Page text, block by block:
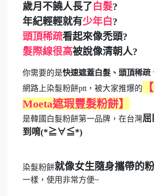
歲月不饒人長了 白髮?
年紀輕輕就有少年白?
頭頂稀疏看起來像禿頭?
髮際線很高被說像清朝人?
你需要的是快速遮蓋白髮、頭頂稀疏
網路上染髮粉餅ptt，被大家推爆的
Moeta遮瑕豐髮粉餅】
是韓國白髮粉餅第一品牌，在台灣屈
到唷(*≧∀≦*)
染髮粉餅就像女生隨身攜帶的
一樣，使用非常方便~